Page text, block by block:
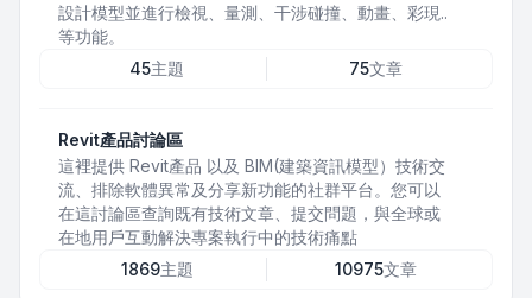
設計模型並進行檢視、量測、干涉碰撞、動畫、彩現..
等功能。
45主題 75文章
Revit產品討論區
這裡提供 Revit產品 以及 BIM(建築資訊模型）技術交
流、排除軟體異常及分享新功能的社群平台。您可以
在這討論區查詢既有技術文章、提交問題，與全球或
在地用戶互動解決專案執行中的技術痛點
1869主題 10975文章